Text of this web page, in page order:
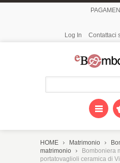
Log In Contattaci
HOME Matrimonio
matrimonio
Bomboniera
portatovaglioli ceramica di